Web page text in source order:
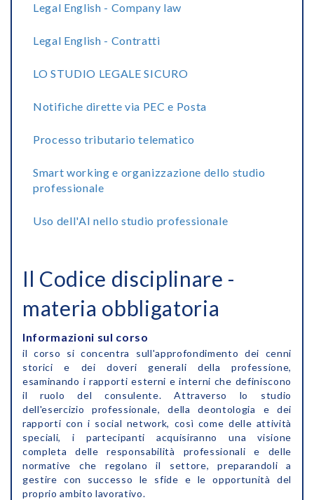
Legal English - Company law
Legal English - Contratti
LO STUDIO LEGALE SICURO
Notifiche dirette via PEC e Posta
Processo tributario telematico
Smart working e organizzazione dello studio
professionale
Uso dell'AI nello studio professionale
Il Codice disciplinare -
materia obbligatoria
Informazioni sul corso
il corso si concentra sull'approfondimento dei cenni
storici e dei doveri generali della professione,
esaminando i rapporti esterni e interni che definiscono
il ruolo del consulente. Attraverso lo studio
dell'esercizio professionale, della deontologia e dei
rapporti con i social network, così come delle attività
speciali, i partecipanti acquisiranno una visione
completa delle responsabilità professionali e delle
normative che regolano il settore, preparandoli a
gestire con successo le sfide e le opportunità del
proprio ambito lavorativo.